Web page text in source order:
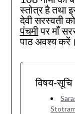
स्तोत्र है तथा
देवी सरस्वती
पंचमीपर माँ
पाठ अवश्य करें।
विषय-सूचि